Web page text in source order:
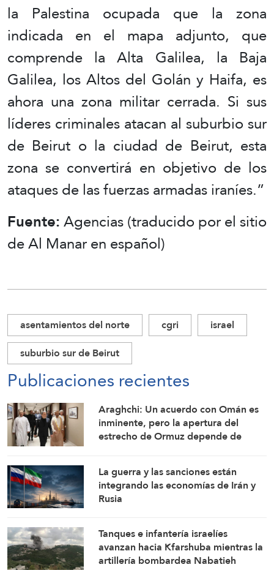
la Palestina ocupada que la zona
indicada en el mapa adjunto, que
comprende la Alta Galilea, la Baja
Galilea, los Altos del Golán y Haifa, es
ahora una zona militar cerrada. Si sus
líderes criminales atacan al suburbio sur
de Beirut o la ciudad de Beirut, esta
zona se convertirá en objetivo de los
ataques de las fuerzas armadas iraníes.”
Fuente:Agencias (traducido por el sitio
de Al Manar en español)
asentamientos del norte cgri
israel
suburbio sur de Beirut
Publicaciones recientes
Araghchi: Un acuerdo con Omán es
inminente, pero la apertura del
estrecho de Ormuz depende de
La guerra y las sanciones están
integrando las economías de Irán y
Rusia
Tanques e infantería israelíes
avanzan hacia Kfarshuba mientras la
artillería bombardea Nabatieh